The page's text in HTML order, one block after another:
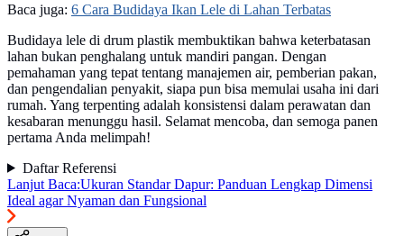
Baca juga: 6 Cara Budidaya Ikan Lele di Lahan Terbatas
Budidaya lele di drum plastik membuktikan bahwa keterbatasan
lahan bukan penghalang untuk mandiri pangan. Dengan
pemahaman yang tepat tentang manajemen air, pemberian pakan,
dan pengendalian penyakit, siapa pun bisa memulai usaha ini dari
rumah. Yang terpenting adalah konsistensi dalam perawatan dan
kesabaran menunggu hasil. Selamat mencoba, dan semoga panen
pertama Anda melimpah!
Daftar Referensi
Lanjut Baca:Ukuran Standar Dapur: Panduan Lengkap Dimensi
Ideal agar Nyaman dan Fungsional